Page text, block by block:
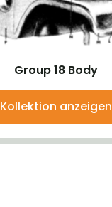
Group 18 Body
Kollektion anzeigen